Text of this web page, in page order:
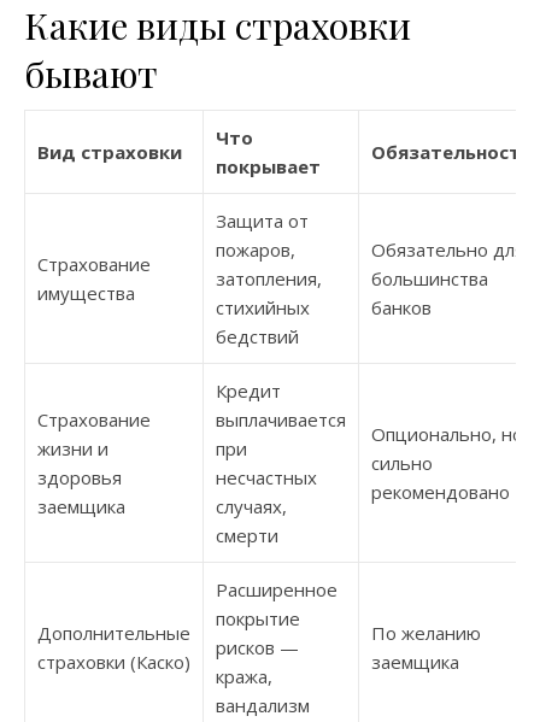
Какие виды страховки
бывают
Вид страховки
Что
покрывает
Обязательность
Страхование
имущества
Защита от
пожаров,
затопления,
стихийных
бедствий
Обязательно для
большинства
банков
Страхование
жизни и
здоровья
заемщика
Кредит
выплачивается
при
несчастных
случаях,
смерти
Опционально, но
сильно
рекомендовано
Дополнительные
страховки (Каско)
Расширенное
покрытие
рисков —
кража,
вандализм
По желанию
заемщика